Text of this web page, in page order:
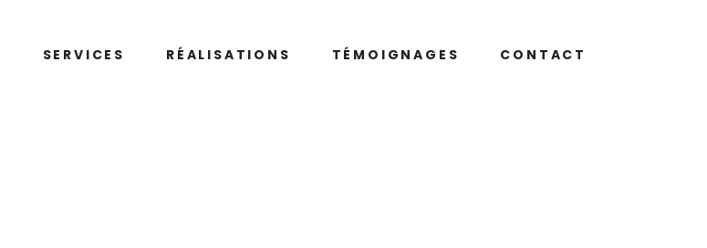
SERVICES RÉALISATIONS TÉMOIGNAGES CONTACT